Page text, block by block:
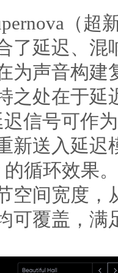
（超
了延迟、混
为声音构建
之处在于延
信号可作
新送入延迟
的循环效果
空间宽度，
可覆盖，满